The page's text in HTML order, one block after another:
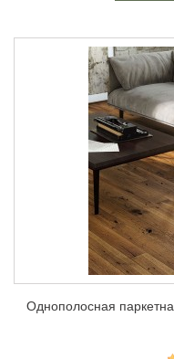
Трехполосная
2